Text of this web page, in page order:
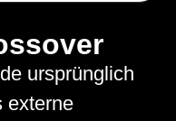
ursprünglich
externe